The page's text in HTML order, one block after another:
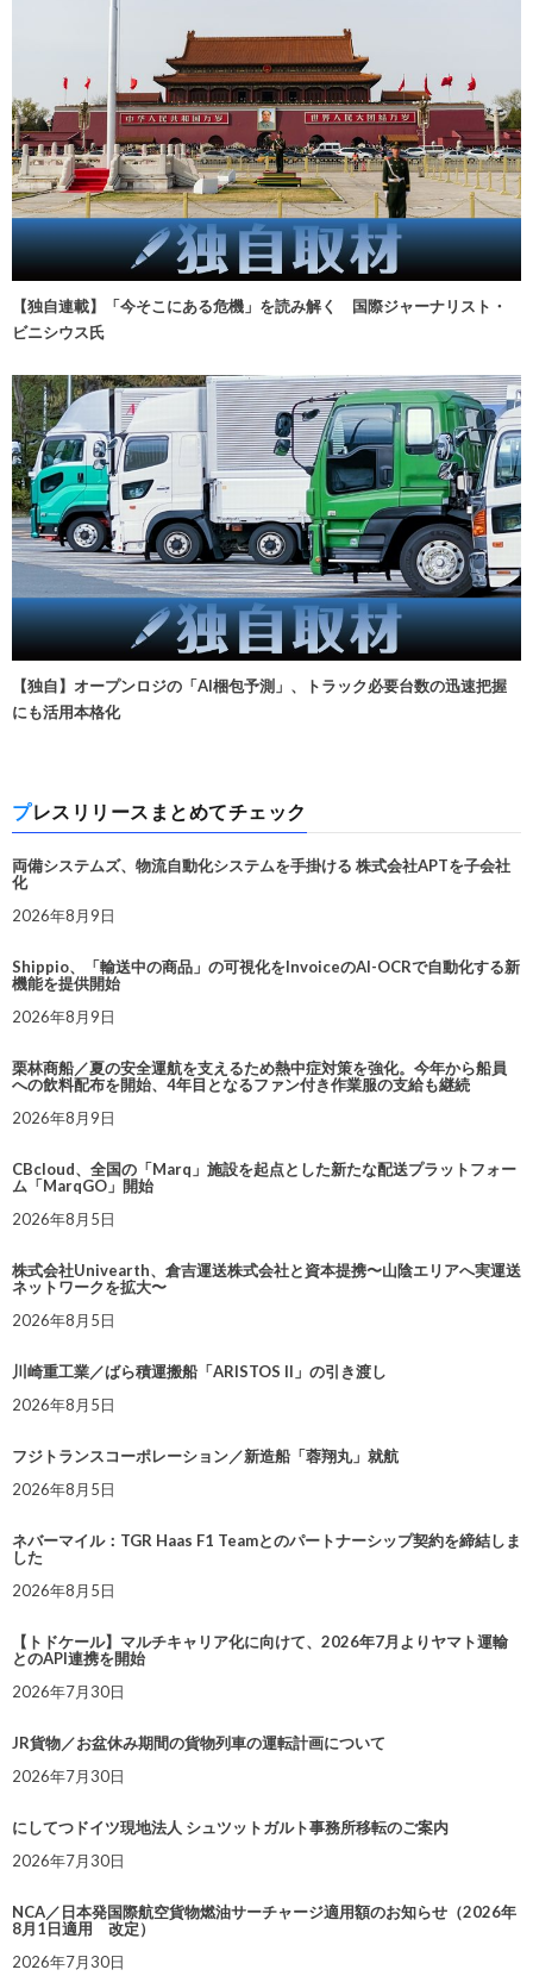
【独自連載】「今そこにある危機」を読み解く 国際ジャーナリスト・
ビニシウス氏
【独自】オープンロジの「AI梱包予測」、トラック必要台数の迅速把握
にも活用本格化
プレスリリースまとめてチェック
両備システムズ、物流自動化システムを手掛ける 株式会社APTを子会社
化
2026年8月9日
Shippio、「輸送中の商品」の可視化をInvoiceのAI-OCRで自動化する新
機能を提供開始
2026年8月9日
栗林商船／夏の安全運航を支えるため熱中症対策を強化。今年から船員
への飲料配布を開始、4年目となるファン付き作業服の支給も継続
2026年8月9日
CBcloud、全国の「Marq」施設を起点とした新たな配送プラットフォー
ム「MarqGO」開始
2026年8月5日
株式会社Univearth、倉吉運送株式会社と資本提携〜山陰エリアへ実運送
ネットワークを拡大〜
2026年8月5日
川崎重工業／ばら積運搬船「ARISTOS II」の引き渡し
2026年8月5日
フジトランスコーポレーション／新造船「蓉翔丸」就航
2026年8月5日
ネバーマイル：TGR Haas F1 Teamとのパートナーシップ契約を締結しま
した
2026年8月5日
【トドケール】マルチキャリア化に向けて、2026年7月よりヤマト運輸
とのAPI連携を開始
2026年7月30日
JR貨物／お盆休み期間の貨物列車の運転計画について
2026年7月30日
にしてつドイツ現地法人 シュツットガルト事務所移転のご案内
2026年7月30日
NCA／日本発国際航空貨物燃油サーチャージ適用額のお知らせ（2026年
8月1日適用 改定）
2026年7月30日